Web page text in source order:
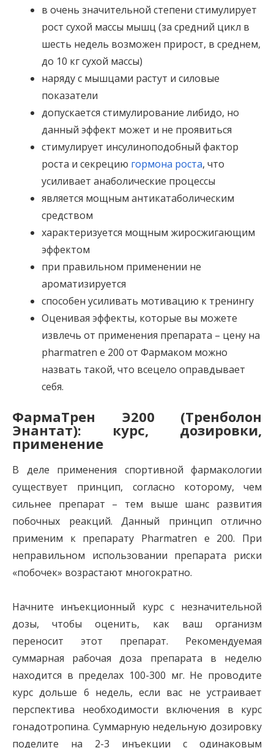
в очень значительной степени стимулирует
рост сухой массы мышц (за средний цикл в
шесть недель возможен прирост, в среднем,
до 10 кг сухой массы)
наряду с мышцами растут и силовые
показатели
допускается стимулирование либидо, но
данный эффект может и не проявиться
стимулирует инсулиноподобный фактор
роста и секрецию гормона роста, что
усиливает анаболические процессы
является мощным антикатаболическим
средством
характеризуется мощным жиросжигающим
эффектом
при правильном применении не
ароматизируется
способен усиливать мотивацию к тренингу
Оценивая эффекты, которые вы можете
извлечь от применения препарата – цену на
pharmatren e 200 от Фармаком можно
назвать такой, что всецело оправдывает
себя.
ФармаТрен Э200 (Тренболон
Энантат): курс, дозировки,
применение
В деле применения спортивной фармакологии
существует принцип, согласно которому, чем
сильнее препарат – тем выше шанс развития
побочных реакций. Данный принцип отлично
применим к препарату Pharmatren e 200. При
неправильном использовании препарата риски
«побочек» возрастают многократно.
Начните инъекционный курс с незначительной
дозы, чтобы оценить, как ваш организм
переносит этот препарат. Рекомендуемая
суммарная рабочая доза препарата в неделю
находится в пределах 100-300 мг. Не проводите
курс дольше 6 недель, если вас не устраивает
перспектива необходимости включения в курс
гонадотропина. Суммарную недельную дозировку
поделите на 2-3 инъекции с одинаковым